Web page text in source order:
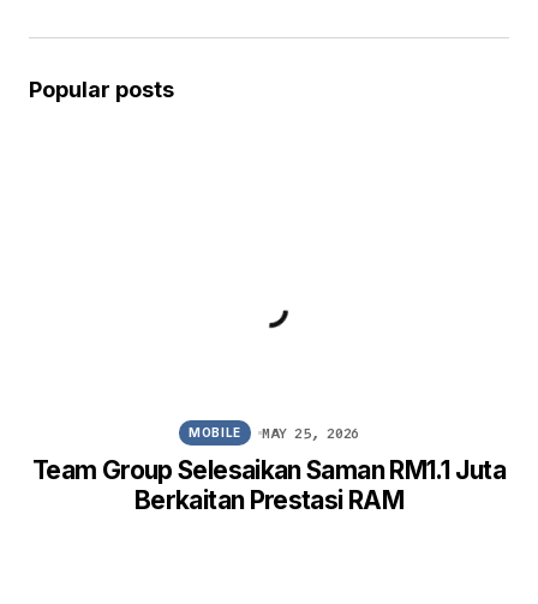
Popular posts
Team Group Selesaikan Saman RM1.1 Juta
Berkaitan Prestasi RAM
MOBILE MAY 25, 2026